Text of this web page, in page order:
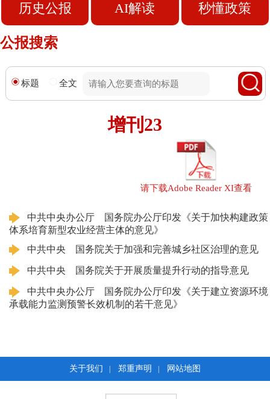
历史公报 AI解读 秒懂政策
公报搜索
标题 全文
增刊23
请下载Adobe Reader XI查看
中共中央办公厅 国务院办公厅印发《关于加快构建政策
体系培育新型农业经营主体的意见》
中共中央 国务院关于加强和完善城乡社区治理的意见
中共中央 国务院关于开展质量提升行动的指导意见
中共中央办公厅 国务院办公厅印发《关于建立资源环境
承载能力监测预警长效机制的若干意见》
关于我们 郑重声明 网站地图